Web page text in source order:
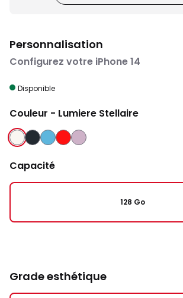
Personnalisation
Configurez votre iPhone 14
Disponible
Couleur - Lumiere Stellaire
LUMIERE MINUIT BLEU ROUGE MAUVE
Capacité
128 Go
Grade esthétique